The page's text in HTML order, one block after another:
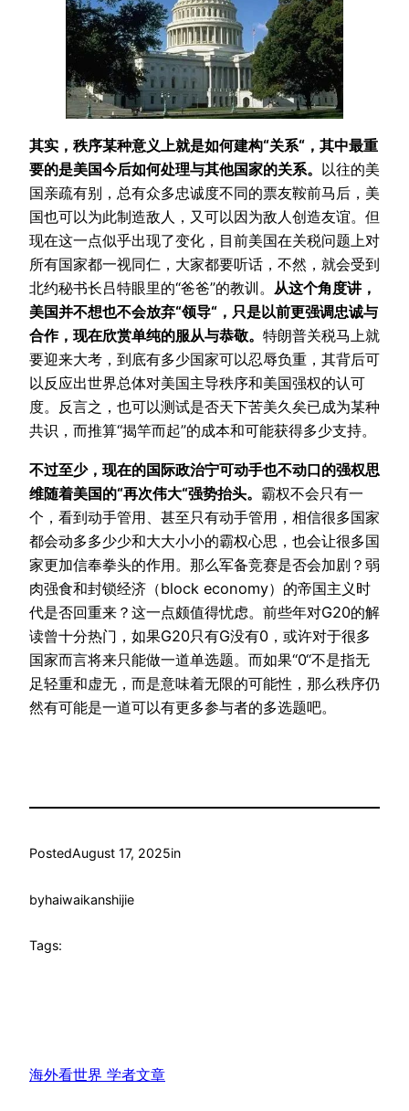
其实，秩序某种意义上就是如何建构“关系“，其中最重
要的是美国今后如何处理与其他国家的关系。 以往的美
国亲疏有别，总有众多忠诚度不同的票友鞍前马后，美
国也可以为此制造敌人，又可以因为敌人创造友谊。但
现在这一点似乎出现了变化，目前美国在关税问题上对
所有国家都一视同仁，大家都要听话，不然，就会受到
北约秘书长吕特眼里的“爸爸”的教训。 从这个角度讲，
美国并不想也不会放弃“领导“，只是以前更强调忠诚与
合作，现在欣赏单纯的服从与恭敬。 特朗普关税马上就
要迎来大考，到底有多少国家可以忍辱负重，其背后可
以反应出世界总体对美国主导秩序和美国强权的认可
度。反言之，也可以测试是否天下苦美久矣已成为某种
共识，而推算“揭竿而起”的成本和可能获得多少支持。
不过至少，现在的国际政治宁可动手也不动口的强权思
维随着美国的“再次伟大“强势抬头。 霸权不会只有一
个，看到动手管用、甚至只有动手管用，相信很多国家
都会动多多少少和大大小小的霸权心思，也会让很多国
家更加信奉拳头的作用。那么军备竞赛是否会加剧？弱
肉强食和封锁经济（block economy）的帝国主义时
代是否回重来？这一点颇值得忧虑。前些年对G20的解
读曾十分热门，如果G20只有G没有0，或许对于很多
国家而言将来只能做一道单选题。而如果“0“不是指无
足轻重和虚无，而是意味着无限的可能性，那么秩序仍
然有可能是一道可以有更多参与者的多选题吧。
PostedAugust 17, 2025in
byhaiwaikanshijie
Tags:
海外看世界 学者文章